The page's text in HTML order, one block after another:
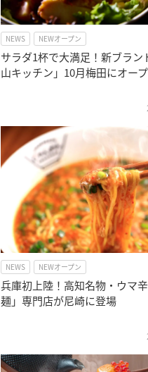
NEWS NEWオープン
サラダ1杯で大満足！新ブラン
山キッチン」10月梅田にオー
NEWS NEWオープン
兵庫初上陸！高知名物・ウマ
麺」専門店が尼崎に登場